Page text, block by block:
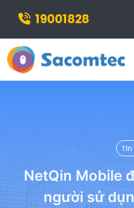
19001828
NetQin Mobile
người sử